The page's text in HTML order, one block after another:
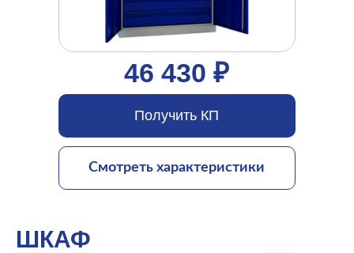
46 430 ₽
Смотреть характеристики
Получить КП
ШКАФ